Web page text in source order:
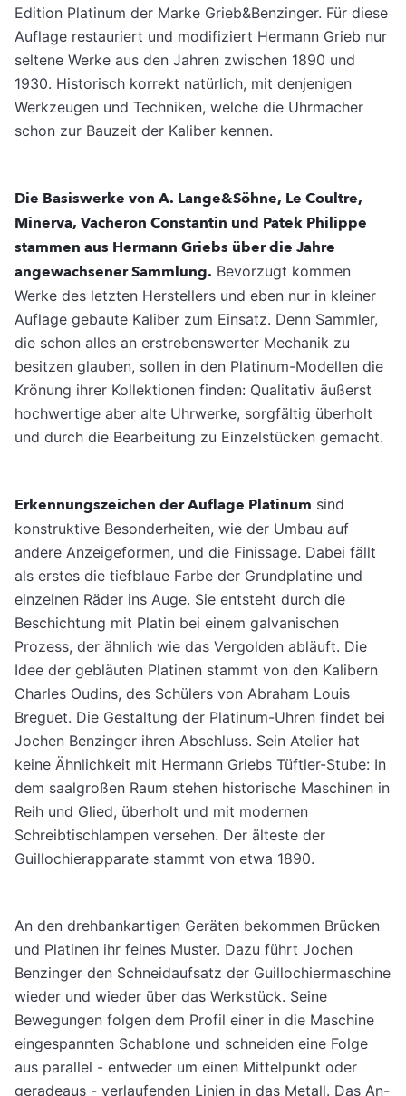
Edition Platinum der Marke Grieb&Benzinger. Für diese
Auflage restauriert und modifiziert Hermann Grieb nur
seltene Werke aus den Jahren zwischen 1890 und
1930. Historisch korrekt natürlich, mit denjenigen
Werkzeugen und Techniken, welche die Uhrmacher
schon zur Bauzeit der Kaliber kennen.
Die Basiswerke von A. Lange&Söhne, Le Coultre,
Minerva, Vacheron Constantin und Patek Philippe
stammen aus Hermann Griebs über die Jahre
angewachsener Sammlung. Bevorzugt kommen
Werke des letzten Herstellers und eben nur in kleiner
Auflage gebaute Kaliber zum Einsatz. Denn Sammler,
die schon alles an erstrebenswerter Mechanik zu
besitzen glauben, sollen in den Platinum-Modellen die
Krönung ihrer Kollektionen finden: Qualitativ äußerst
hochwertige aber alte Uhrwerke, sorgfältig überholt
und durch die Bearbeitung zu Einzelstücken gemacht.
Erkennungszeichen der Auflage Platinum sind
konstruktive Besonderheiten, wie der Umbau auf
andere Anzeigeformen, und die Finissage. Dabei fällt
als erstes die tiefblaue Farbe der Grundplatine und
einzelnen Räder ins Auge. Sie entsteht durch die
Beschichtung mit Platin bei einem galvanischen
Prozess, der ähnlich wie das Vergolden abläuft. Die
Idee der gebläuten Platinen stammt von den Kalibern
Charles Oudins, des Schülers von Abraham Louis
Breguet. Die Gestaltung der Platinum-Uhren findet bei
Jochen Benzinger ihren Abschluss. Sein Atelier hat
keine Ähnlichkeit mit Hermann Griebs Tüftler-Stube: In
dem saalgroßen Raum stehen historische Maschinen in
Reih und Glied, überholt und mit modernen
Schreibtischlampen versehen. Der älteste der
Guillochierapparate stammt von etwa 1890.
An den drehbankartigen Geräten bekommen Brücken
und Platinen ihr feines Muster. Dazu führt Jochen
Benzinger den Schneidaufsatz der Guillochiermaschine
wieder und wieder über das Werkstück. Seine
Bewegungen folgen dem Profil einer in die Maschine
eingespannten Schablone und schneiden eine Folge
aus parallel - entweder um einen Mittelpunkt oder
geradeaus - verlaufenden Linien in das Metall. Das An-